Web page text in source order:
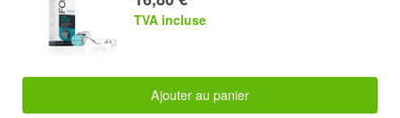
TVA incluse
Ajouter au panier